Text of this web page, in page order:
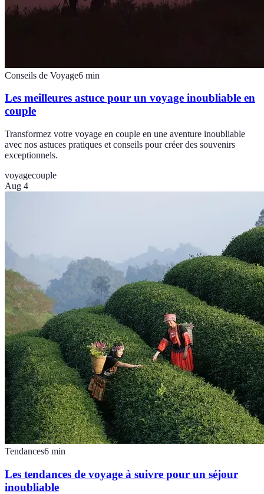
Conseils de Voyage6 min
Les meilleures astuce pour un voyage inoubliable en
couple
Transformez votre voyage en couple en une aventure inoubliable
avec nos astuces pratiques et conseils pour créer des souvenirs
exceptionnels.
voyagecouple
Aug 4
Tendances6 min
Les tendances de voyage à suivre pour un séjour
inoubliable